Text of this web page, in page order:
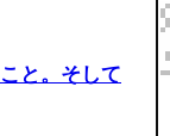
と。そして